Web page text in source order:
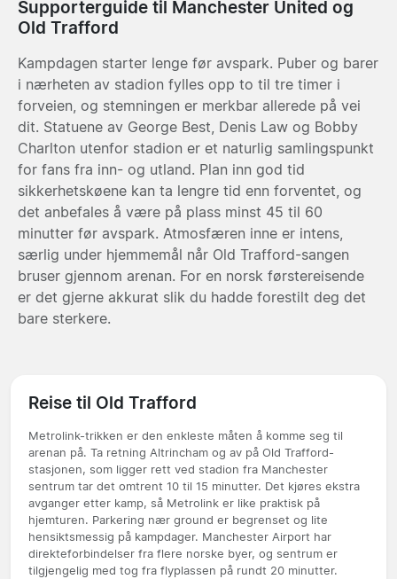
Supporterguide til Manchester United og
Old Trafford
Kampdagen starter lenge før avspark. Puber og barer
i nærheten av stadion fylles opp to til tre timer i
forveien, og stemningen er merkbar allerede på vei
dit. Statuene av George Best, Denis Law og Bobby
Charlton utenfor stadion er et naturlig samlingspunkt
for fans fra inn- og utland. Plan inn god tid
sikkerhetskøene kan ta lengre tid enn forventet, og
det anbefales å være på plass minst 45 til 60
minutter før avspark. Atmosfæren inne er intens,
særlig under hjemmemål når Old Trafford-sangen
bruser gjennom arenan. For en norsk førstereisende
er det gjerne akkurat slik du hadde forestilt deg det
bare sterkere.
Reise til Old Trafford
Metrolink-trikken er den enkleste måten å komme seg til
arenan på. Ta retning Altrincham og av på Old Trafford-
stasjonen, som ligger rett ved stadion fra Manchester
sentrum tar det omtrent 10 til 15 minutter. Det kjøres ekstra
avganger etter kamp, så Metrolink er like praktisk på
hjemturen. Parkering nær ground er begrenset og lite
hensiktsmessig på kampdager. Manchester Airport har
direkteforbindelser fra flere norske byer, og sentrum er
tilgjengelig med tog fra flyplassen på rundt 20 minutter.